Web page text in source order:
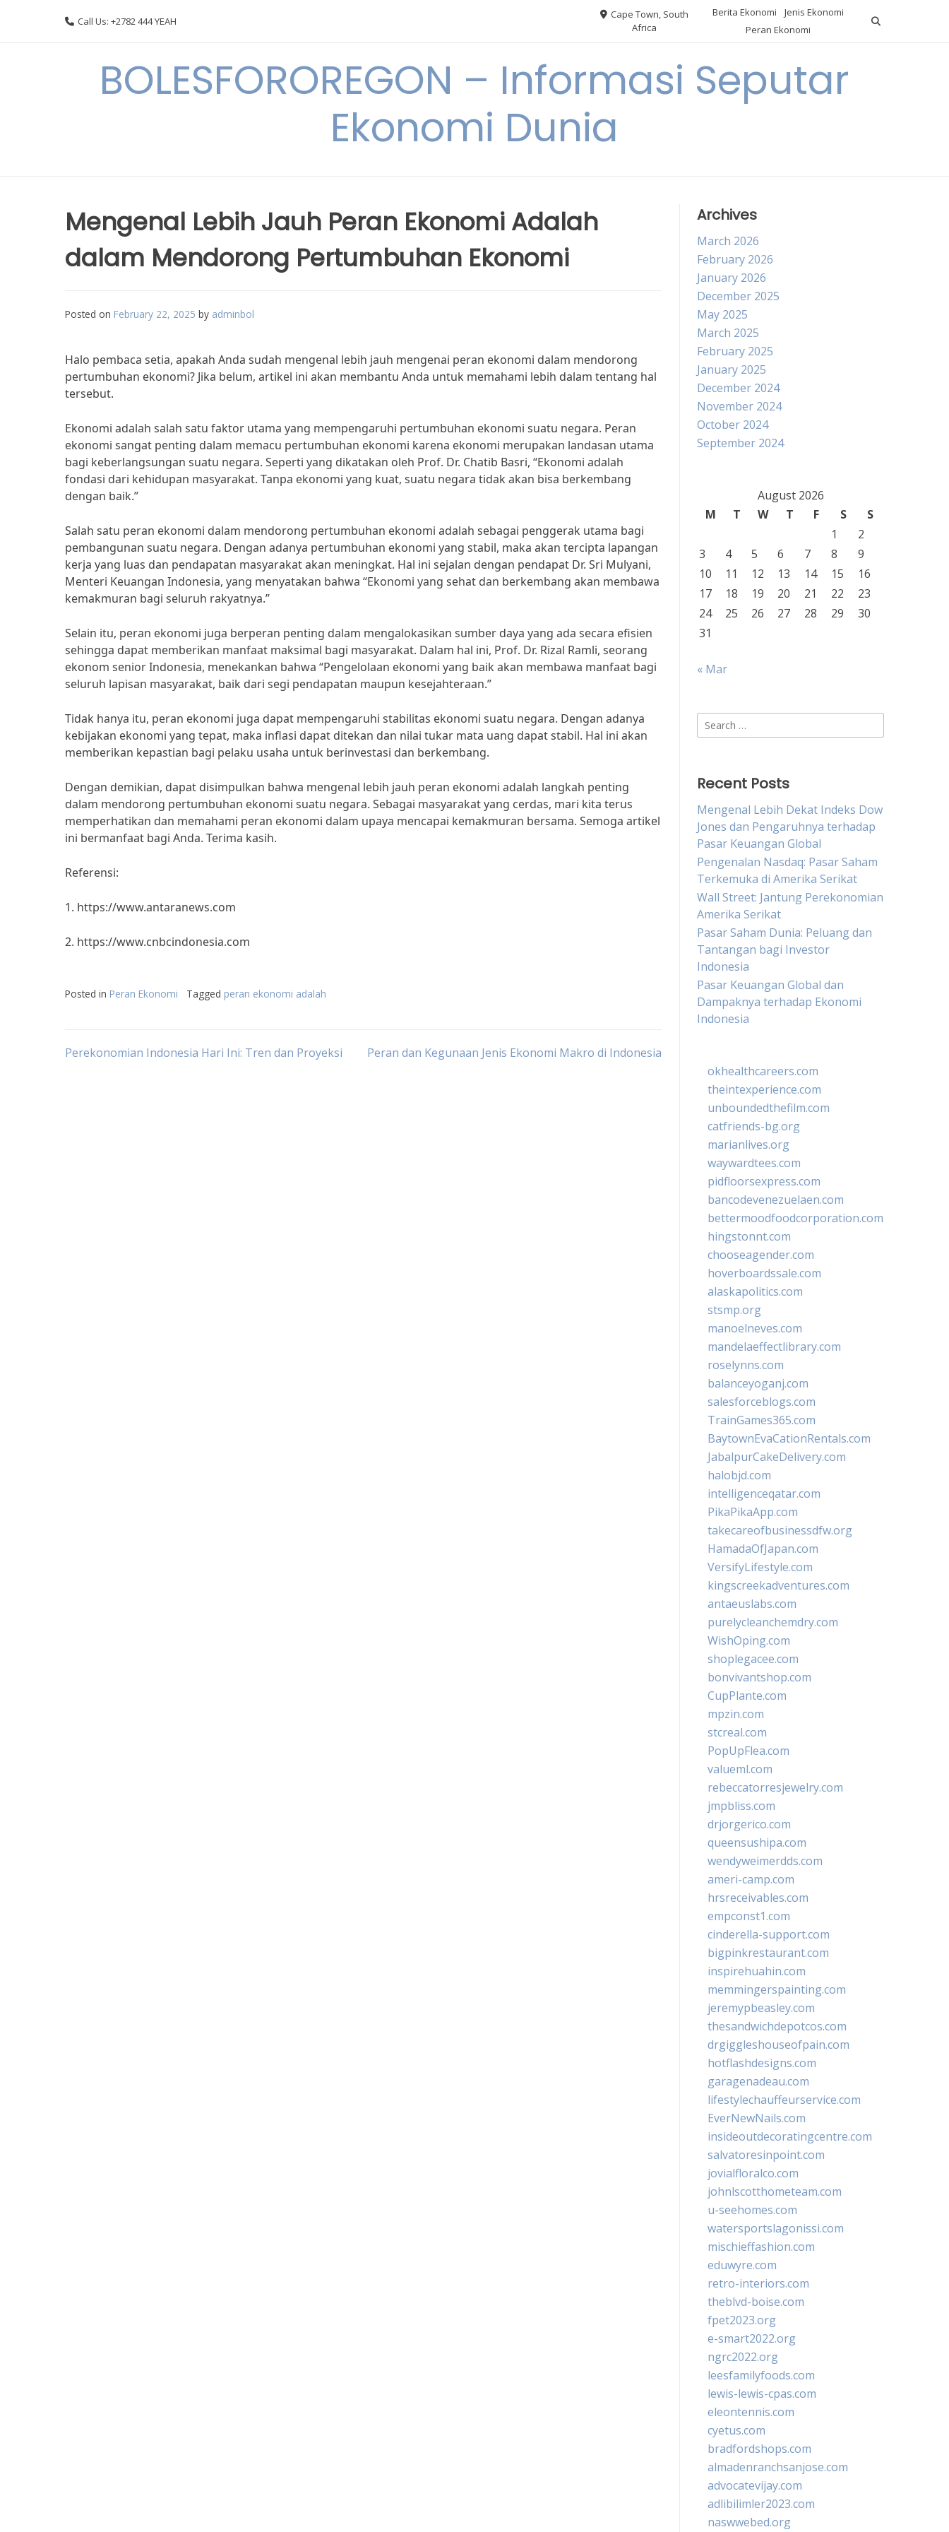
Call Us: +2782 444 YEAH
Cape Town, South
Africa
Berita Ekonomi
Jenis Ekonomi
Peran Ekonomi
BOLESFOROREGON – Informasi Seputar
Ekonomi Dunia
Mengenal Lebih Jauh Peran Ekonomi Adalah
dalam Mendorong Pertumbuhan Ekonomi
Posted on February 22, 2025 by adminbol
Halo pembaca setia, apakah Anda sudah mengenal lebih jauh mengenai peran ekonomi dalam mendorong
pertumbuhan ekonomi? Jika belum, artikel ini akan membantu Anda untuk memahami lebih dalam tentang hal
tersebut.
Ekonomi adalah salah satu faktor utama yang mempengaruhi pertumbuhan ekonomi suatu negara. Peran
ekonomi sangat penting dalam memacu pertumbuhan ekonomi karena ekonomi merupakan landasan utama
bagi keberlangsungan suatu negara. Seperti yang dikatakan oleh Prof. Dr. Chatib Basri, “Ekonomi adalah
fondasi dari kehidupan masyarakat. Tanpa ekonomi yang kuat, suatu negara tidak akan bisa berkembang
dengan baik.”
Salah satu peran ekonomi dalam mendorong pertumbuhan ekonomi adalah sebagai penggerak utama bagi
pembangunan suatu negara. Dengan adanya pertumbuhan ekonomi yang stabil, maka akan tercipta lapangan
kerja yang luas dan pendapatan masyarakat akan meningkat. Hal ini sejalan dengan pendapat Dr. Sri Mulyani,
Menteri Keuangan Indonesia, yang menyatakan bahwa “Ekonomi yang sehat dan berkembang akan membawa
kemakmuran bagi seluruh rakyatnya.”
Selain itu, peran ekonomi juga berperan penting dalam mengalokasikan sumber daya yang ada secara efisien
sehingga dapat memberikan manfaat maksimal bagi masyarakat. Dalam hal ini, Prof. Dr. Rizal Ramli, seorang
ekonom senior Indonesia, menekankan bahwa “Pengelolaan ekonomi yang baik akan membawa manfaat bagi
seluruh lapisan masyarakat, baik dari segi pendapatan maupun kesejahteraan.”
Tidak hanya itu, peran ekonomi juga dapat mempengaruhi stabilitas ekonomi suatu negara. Dengan adanya
kebijakan ekonomi yang tepat, maka inflasi dapat ditekan dan nilai tukar mata uang dapat stabil. Hal ini akan
memberikan kepastian bagi pelaku usaha untuk berinvestasi dan berkembang.
Dengan demikian, dapat disimpulkan bahwa mengenal lebih jauh peran ekonomi adalah langkah penting
dalam mendorong pertumbuhan ekonomi suatu negara. Sebagai masyarakat yang cerdas, mari kita terus
memperhatikan dan memahami peran ekonomi dalam upaya mencapai kemakmuran bersama. Semoga artikel
ini bermanfaat bagi Anda. Terima kasih.
Referensi:
1. https://www.antaranews.com
2. https://www.cnbcindonesia.com
Posted in Peran Ekonomi Tagged peran ekonomi adalah
Post
Perekonomian Indonesia Hari Ini: Tren dan Proyeksi Peran dan Kegunaan Jenis Ekonomi Makro di Indonesia
Archives
March 2026
February 2026
January 2026
December 2025
May 2025
March 2025
February 2025
January 2025
December 2024
November 2024
October 2024
September 2024
August 2026
M
T W T F S
S
1
2
3
4 5 6 7 8
9
10
11 12 13 14 15
16
17
18 19 20 21 22
23
24
25 26 27 28 29
30
31
« Mar
Search
for:
Recent Posts
Mengenal Lebih Dekat Indeks Dow
Jones dan Pengaruhnya terhadap
Pasar Keuangan Global
Pengenalan Nasdaq: Pasar Saham
Terkemuka di Amerika Serikat
Wall Street: Jantung Perekonomian
Amerika Serikat
Pasar Saham Dunia: Peluang dan
Tantangan bagi Investor
Indonesia
Pasar Keuangan Global dan
Dampaknya terhadap Ekonomi
Indonesia
okhealthcareers.com
theintexperience.com
unboundedthefilm.com
catfriends-bg.org
marianlives.org
waywardtees.com
pidfloorsexpress.com
bancodevenezuelaen.com
bettermoodfoodcorporation.com
hingstonnt.com
chooseagender.com
hoverboardssale.com
alaskapolitics.com
stsmp.org
manoelneves.com
mandelaeffectlibrary.com
roselynns.com
balanceyoganj.com
salesforceblogs.com
TrainGames365.com
BaytownEvaCationRentals.com
JabalpurCakeDelivery.com
halobjd.com
intelligenceqatar.com
PikaPikaApp.com
takecareofbusinessdfw.org
HamadaOfJapan.com
VersifyLifestyle.com
kingscreekadventures.com
antaeuslabs.com
purelycleanchemdry.com
WishOping.com
shoplegacee.com
bonvivantshop.com
CupPlante.com
mpzin.com
stcreal.com
PopUpFlea.com
valueml.com
rebeccatorresjewelry.com
jmpbliss.com
drjorgerico.com
queensushipa.com
wendyweimerdds.com
ameri-camp.com
hrsreceivables.com
empconst1.com
cinderella-support.com
bigpinkrestaurant.com
inspirehuahin.com
memmingerspainting.com
jeremypbeasley.com
thesandwichdepotcos.com
drgiggleshouseofpain.com
hotflashdesigns.com
garagenadeau.com
lifestylechauffeurservice.com
EverNewNails.com
insideoutdecoratingcentre.com
salvatoresinpoint.com
jovialfloralco.com
johnlscotthometeam.com
u-seehomes.com
watersportslagonissi.com
mischieffashion.com
eduwyre.com
retro-interiors.com
theblvd-boise.com
fpet2023.org
e-smart2022.org
ngrc2022.org
leesfamilyfoods.com
lewis-lewis-cpas.com
eleontennis.com
cyetus.com
bradfordshops.com
almadenranchsanjose.com
advocatevijay.com
adlibilimler2023.com
naswwebed.org